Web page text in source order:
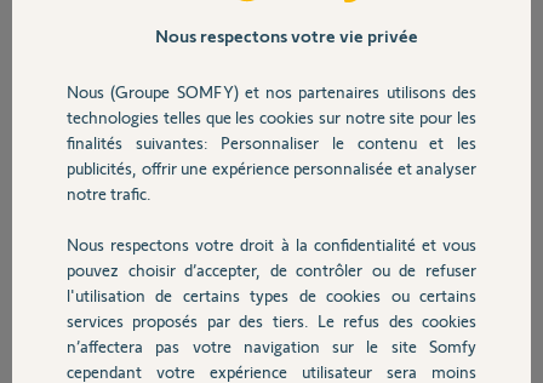
Sécurité
Domotique
Chauffage
Autres produits
J'ai une box Tahoma depuis environ 1 an qui fonctionne très bien.
Le problème est que je n'ai pas mis la même adresse mail pour les
deux installations.
J'ai donc essayé de remplacer l'adresse mail de ma Tahoma par la
Je n'ai plus accès à ma Tahoma.
Est ce qu'il faut que je refasse tout le programmation de la Tahoma
avec l'adresse mail de la HOMEKEEPER ? ?
Nous respectons votre vie privée
Nous (Groupe SOMFY) et nos partenaires utilisons des
technologies telles que les cookies sur notre site pour les
finalités suivantes: Personnaliser le contenu et les
publicités, offrir une expérience personnalisée et analyser
notre trafic.
Nous respectons votre droit à la confidentialité et vous
pouvez choisir d’accepter, de contrôler ou de refuser
l'utilisation de certains types de cookies ou certains
services proposés par des tiers. Le refus des cookies
n’affectera pas votre navigation sur le site Somfy
cependant votre expérience utilisateur sera moins